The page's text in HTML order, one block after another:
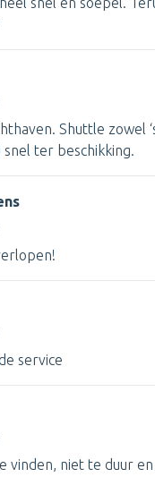
Shuttle zowel
ter beschikking.
service
vinden, niet te duur